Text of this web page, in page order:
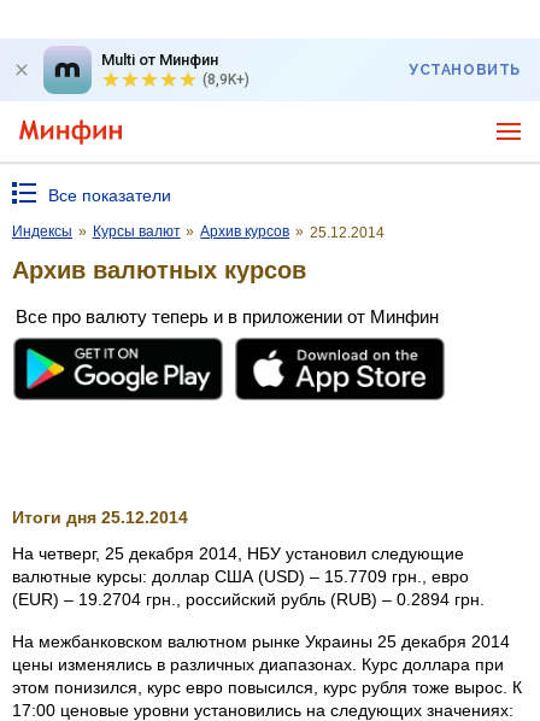
Multi от Минфин
(8,9K+)
УСТАНОВИТЬ
Все показатели
Индексы » Курсы валют » Архив курсов » 25.12.2014
Архив валютных курсов
Все про валюту теперь и в приложении от Минфин
Итоги дня 25.12.2014
На четверг, 25 декабря 2014, НБУ установил следующие
валютные курсы: доллар США (USD) – 15.7709 грн., евро
(EUR) – 19.2704 грн., российский рубль (RUB) – 0.2894 грн.
На межбанковском валютном рынке Украины 25 декабря 2014
цены изменялись в различных диапазонах. Курс доллара при
этом понизился, курс евро повысился, курс рубля тоже вырос. К
17:00 ценовые уровни установились на следующих значениях: